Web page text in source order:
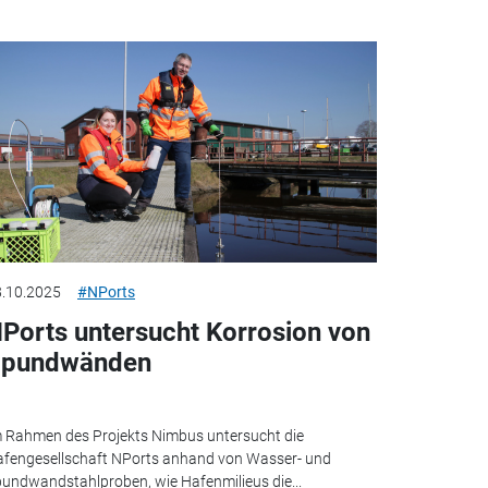
#NPorts
untersucht Korrosion von
Rahmen des Projekts Nimbus untersucht die
NPorts anhand von Wasser- und
wie Hafenmilieus die...